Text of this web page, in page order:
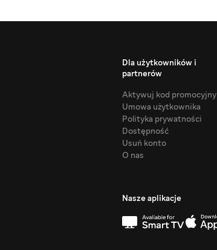
Dla użytkowników i
partnerów
Aktywuj kod promocyjny
Umowa użytkownika
Polityka prywatności
Dostępność
Usuń konto
O nas
Nasze aplikacje